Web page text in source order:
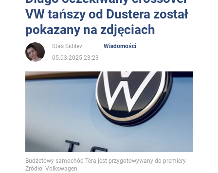
VW tańszy od Dustera został
pokazany na zdjęciach
Stas Sidilev
Wiadomości
05.03.2025 23:23
Budżetowy samochód Tera jest przygotowywany do premiery.
Źródło: Volkswagen